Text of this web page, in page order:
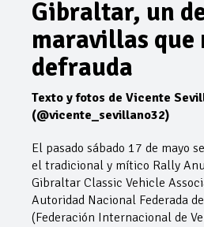
Gibraltar, un
maravillas que
defrauda
Texto y fotos de Vicente
(@vicente_sevillano32)
El pasado sábado 17 de mayo
el tradicional y mítico Rally
Gibraltar Classic Vehicle
Autoridad Nacional Federada
(Federación Internacional de